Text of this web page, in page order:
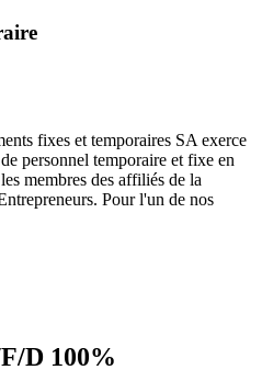
fixes et temporaires SA exerce
personnel temporaire et fixe en
membres des affiliés de la
Pour l'un de nos
D 100%